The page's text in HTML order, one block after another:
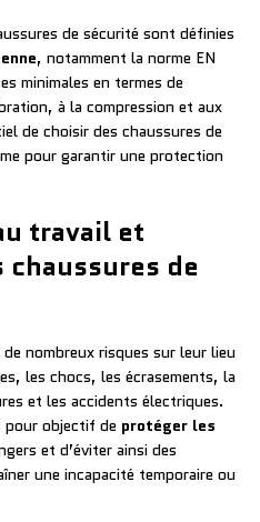
de sécurité sont définies
, notamment la norme EN
minimales en termes de
à la compression et aux
de choisir des chaussures de
pour garantir une protection
travail et
chaussures de
nombreux risques sur leur lieu
les chocs, les écrasements, la
et les accidents électriques.
pour objectif de protéger les
et d’éviter ainsi des
une incapacité temporaire ou